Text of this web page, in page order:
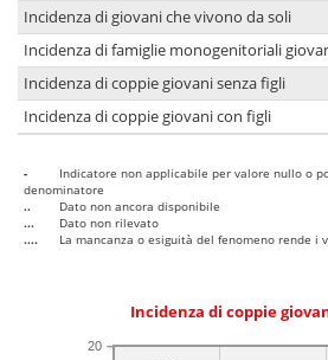
Incidenza di giovani che vivono da soli
Incidenza di famiglie monogenitoriali
Incidenza di coppie giovani senza figli
Incidenza di coppie giovani con figli
-
Indicatore non applicabile per valore nullo o
denominatore
..
Dato non ancora disponibile
...
Dato non rilevato
....
La mancanza o esiguità del fenomeno rende i
Incidenza di coppie
20